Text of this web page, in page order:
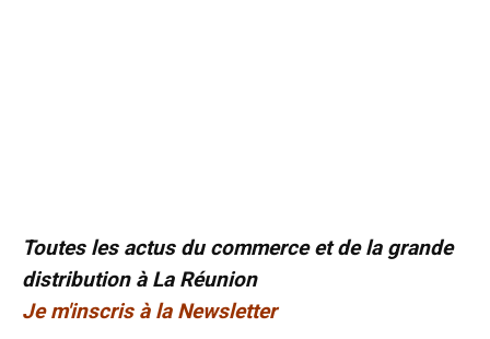
Toutes les actus du commerce et de la grande
distribution à La Réunion
Je m'inscris à la Newsletter